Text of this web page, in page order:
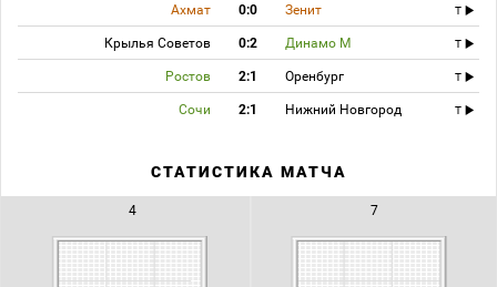
Ахмат 0:0 Зенит T
Крылья Советов 0:2 Динамо М T
Ростов 2:1 Оренбург T
Сочи 2:1 Нижний Новгород T
СТАТИСТИКА МАТЧА
4 7